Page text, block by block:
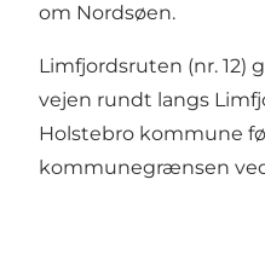
om Nordsøen.
Limfjordsruten (nr. 12)
vejen rundt langs
Holstebro kommune
kommunegrænsen